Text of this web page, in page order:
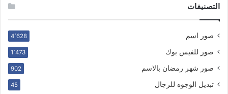
التصنيفات
صور اسم 4٬628
صور للفيس بوك 1٬473
صور شهر رمضان بالاسم 902
تبديل الوجوه للرجال 45